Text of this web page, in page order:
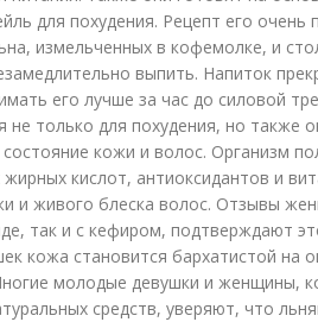
для похудения. Рецепт его очень
измельченных в кофемолке, и
выпить. Напиток
его лучше за час до силовой
не только для похудения, но также
кожи и волос. Организм
кислот, антиоксидантов и
и живого блеска волос. Отзывы
так и с кефиром, подтверждают
кожа становится бархатистой на
молодые девушки и женщины,
средств, уверяют, что